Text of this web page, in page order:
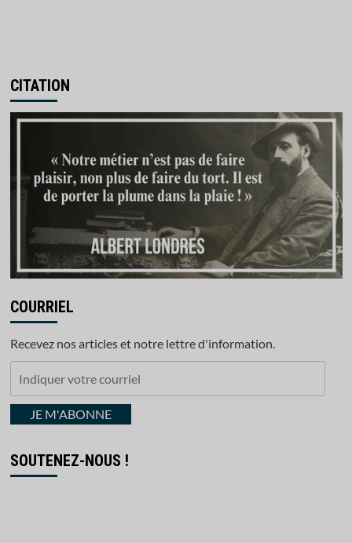
CITATION
COURRIEL
Recevez nos articles et notre lettre d'information.
courrielJE M'ABONNE
SOUTENEZ-NOUS !